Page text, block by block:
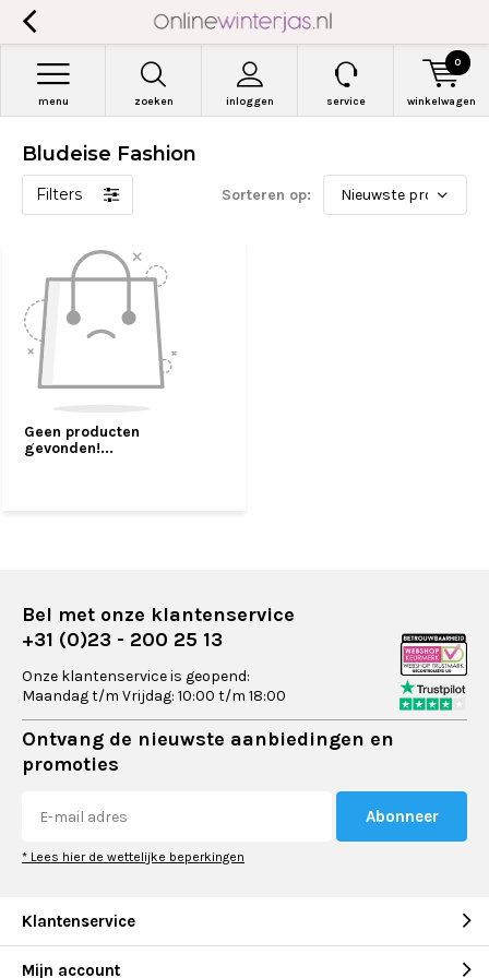
zoeken inloggen
menu service winkelwagen
0
Bludeise Fashion
Filters Sorteren op:
Geen producten
gevonden!...
Bel met onze klantenservice
+31 (0)23 - 200 25 13
Onze klantenservice is geopend:
Maandag t/m Vrijdag: 10:00 t/m 18:00
Ontvang de nieuwste aanbiedingen en
promoties
Abonneer
* Lees hier de wettelijke beperkingen
Klantenservice
Mijn account